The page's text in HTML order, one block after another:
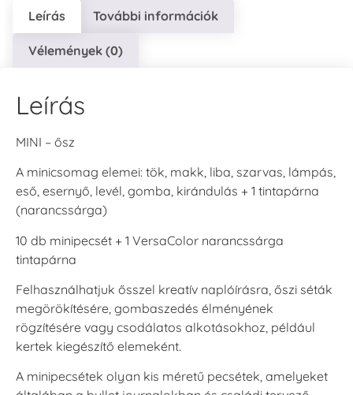
Leírás További információk
Vélemények (0)
Leírás
MINI – ősz
A minicsomag elemei: tök, makk, liba, szarvas, lámpás,
eső, esernyő, levél, gomba, kirándulás + 1 tintapárna
(narancssárga)
10 db minipecsét + 1 VersaColor narancssárga
tintapárna
Felhasználhatjuk ősszel kreatív naplóírásra, őszi séták
megörökítésére, gombaszedés élményének
rögzítésére vagy csodálatos alkotásokhoz, például
kertek kiegészítő elemeként.
A minipecsétek olyan kis méretű pecsétek, amelyeket